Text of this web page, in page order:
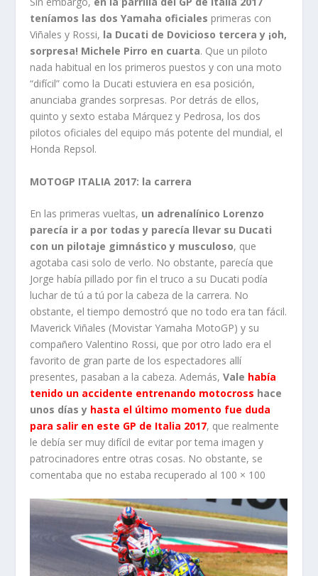
teníamos las dos Yamaha oficiales primeras con
Viñales y Rossi, la Ducati de Dovicioso tercera y ¡oh,
sorpresa! Michele Pirro en cuarta. Que un piloto
nada habitual en los primeros puestos y con una moto
“difícil” como la Ducati estuviera en esa posición,
anunciaba grandes sorpresas. Por detrás de ellos,
quinto y sexto estaba Márquez y Pedrosa, los dos
pilotos oficiales del equipo más potente del mundial, el
Honda Repsol.
MOTOGP ITALIA 2017: la carrera
En las primeras vueltas, un adrenalínico Lorenzo
parecía ir a por todas y parecía llevar su Ducati
con un pilotaje gimnástico y musculoso, que
agotaba casi solo de verlo. No obstante, parecía que
Jorge había pillado por fin el truco a su Ducati podía
luchar de tú a tú por la cabeza de la carrera. No
obstante, el tiempo demostró que no todo era tan fácil.
Maverick Viñales (Movistar Yamaha MotoGP) y su
compañero Valentino Rossi, que por otro lado era el
favorito de gran parte de los espectadores allí
presentes, pasaban a la cabeza. Además,Vale había
tenido un accidente entrenando motocross hace
unos días y hasta el último momento fue duda
para salir en este GP de Italia 2017, que realmente
le debía ser muy difícil de evitar por tema imagen y
patrocinadores entre otras cosas. No obstante, se
comentaba que no estaba recuperado al 100 × 100